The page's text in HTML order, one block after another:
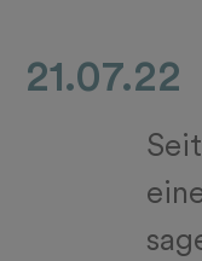
21.07.22